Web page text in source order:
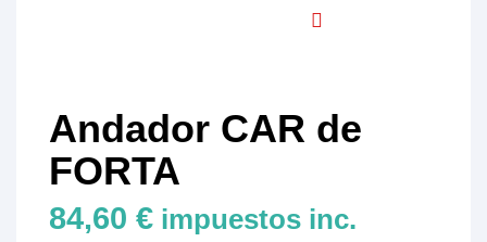
Andador CAR de
FORTA
84,60 € impuestos inc.